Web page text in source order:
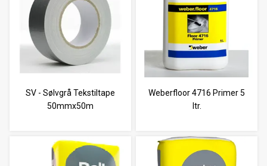
SV - Sølvgrå Tekstiltape
50mmx50m
Weberfloor 4716 Primer 5
ltr.